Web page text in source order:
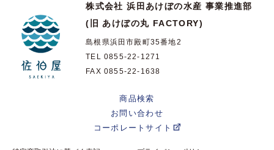
株式会社 浜田あけぼの水産 事業推進部
(旧 あけぼの丸 FACTORY)
島根県浜田市殿町35番地2
TEL 0855-22-1271
FAX 0855-22-1638
商品検索
お問い合わせ
コーポレートサイト